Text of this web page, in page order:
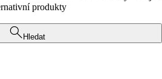
produkty
Hledat